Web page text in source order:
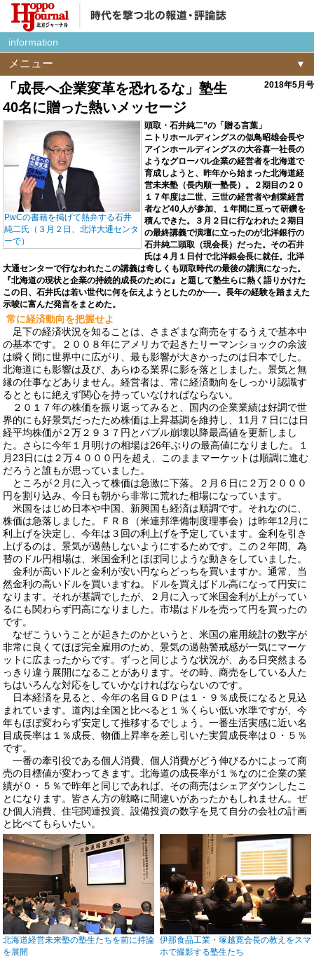
information
メニュー
「成長へ企業変革を恐れるな」塾生
40名に贈った熱いメッセージ
2018年5月号
PwCの書籍を掲げて熱弁する石井
純二氏（３月２日、北洋大通センタ
ーで）
頭取・石井純二”の「贈る言葉」
ニトリホールディングスの似鳥昭雄会長や
アインホールディングスの大谷喜一社長の
ようなグローバル企業の経営者を北海道で
育成しようと、昨年から始まった北海道経
営未来塾（長内順一塾長）。２期目の２０
１７年度は二世、三世の経営者や創業経営
者など40人が参加、１年間に亘って研鑽を
積んできた。３月２日に行なわれた２期目
の最終講義で演壇に立ったのが北洋銀行の
石井純二頭取（現会長）だった。その石井
氏は４月１日付で北洋銀会長に就任。北洋
大通センターで行なわれたこの講義は奇しくも頭取時代の最後の講演になった。
『北海道の現状と企業の持続的成長のために』と題して塾生らに熱く語りかけた
この日、石井氏は若い世代に何を伝えようとしたのか──。長年の経験を踏まえた
示唆に富んだ発言をまとめた。
常に経済動向を把握せよ
足下の経済状況を知ることは、さまざまな商売をするうえで基本中
の基本です。２００８年にアメリカで起きたリーマンショックの余波
は瞬く間に世界中に広がり、最も影響が大きかったのは日本でした。
北海道にも影響は及び、あらゆる業界に影を落としました。景気と無
縁の仕事などありません。経営者は、常に経済動向をしっかり認識す
るとともに絶えず関心を持っていなければならない。
２０１７年の株価を振り返ってみると、国内の企業業績は好調で世
界的にも好景気だったため株価は上昇基調を維持し、11月７日には日
経平均株価が２万２９３７円とバブル崩壊以降最高値を更新しまし
た。さらに今年１月明けの相場は26年ぶりの最高値になりました。１
月23日には２万４０００円を超え、このままマーケットは順調に進む
だろうと誰もが思っていました。
ところが２月に入って株価は急激に下落。２月６日に２万２０００
円を割り込み、今日も朝から非常に荒れた相場になっています。
米国をはじめ日本や中国、新興国も経済は順調です。それなのに、
株価は急落しました。ＦＲＢ（米連邦準備制度理事会）は昨年12月に
利上げを決定し、今年は３回の利上げを予定しています。金利を引き
上げるのは、景気が過熱しないようにするためです。この２年間、為
替のドル円相場は、米国金利とほぼ同じような動きをしていました。
金利が高いドルと金利が安い円ならどっちを買いますか。通常、当
然金利の高いドルを買いますね。ドルを買えばドル高になって円安に
なります。それが基調でしたが、２月に入って米国金利が上がってい
るにも関わらず円高になりました。市場はドルを売って円を買ったの
です。
なぜこういうことが起きたのかというと、米国の雇用統計の数字が
非常に良くてほぼ完全雇用のため、景気の過熱警戒感が一気にマーケ
ットに広まったからです。ずっと同じような状況が、ある日突然まる
っきり違う展開になることがあります。その時、商売をしている人た
ちはいろんな対応をしていかなければならないのです。
日本経済を見ると、今年の名目ＧＤＰは１・９％成長になると見込
まれています。道内は全国と比べると１％くらい低い水準ですが、今
年もほぼ変わらず安定して推移するでしょう。一番生活実感に近い名
目成長率は１％成長、物価上昇率を差し引いた実質成長率は０・５％
です。
一番の牽引役である個人消費、個人消費がどう伸びるかによって商
売の目標値が変わってきます。北海道の成長率が１％なのに企業の業
績が０・５％で昨年と同じであれば、その商売はシェアダウンしたこ
とになります。皆さん方の戦略に間違いがあったかもしれません。ぜ
ひ個人消費、住宅関連投資、設備投資の数字を見て自分の会社の計画
と比べてもらいたい。
北海道経営未来塾の塾生たちを前に持論
を展開
伊那食品工業・塚越寛会長の教えをスマ
ホで撮影する塾生たち